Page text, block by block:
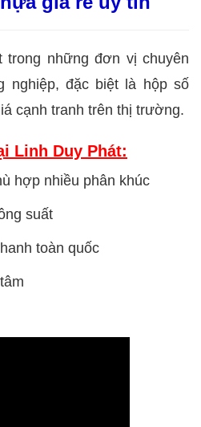
trong những đơn vị chuyên
nghiệp, đặc biệt là hộp số
cạnh tranh trên thị trường.
Linh Duy Phát:
hợp nhiều phân khúc
suất
toàn quốc